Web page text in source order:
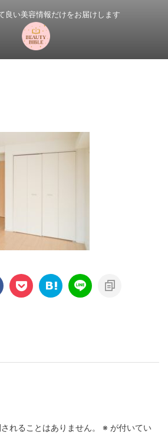
良い美容情報だけをお届けします
れることはありません。 ※ が付いてい